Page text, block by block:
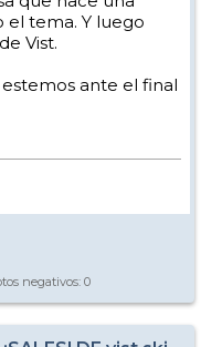
el tema. Y luego
Vist.
ante el final
negativos: 0